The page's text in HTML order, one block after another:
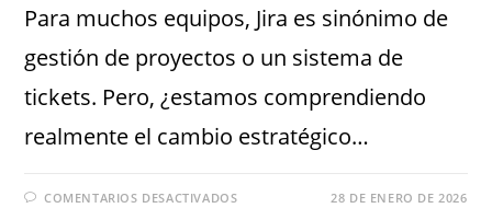
Para muchos equipos, Jira es sinónimo de
gestión de proyectos o un sistema de
tickets. Pero, ¿estamos comprendiendo
realmente el cambio estratégico…
COMENTARIOS DESACTIVADOS 28 DE ENERO DE 2026